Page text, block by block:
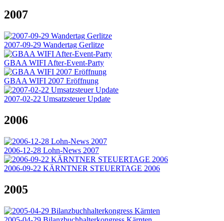
2007
2007-09-29 Wandertag Gerlitze
GBAA WIFI After-Event-Party
GBAA WIFI 2007 Eröffnung
2007-02-22 Umsatzsteuer Update
2006
2006-12-28 Lohn-News 2007
2006-09-22 KÄRNTNER STEUERTAGE 2006
2005